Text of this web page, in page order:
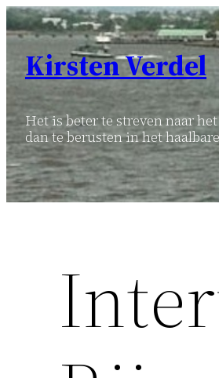
Ga
naar
inhoud
Kirsten Verdel
Het is beter te streven naar
dan te berusten in het haalbare